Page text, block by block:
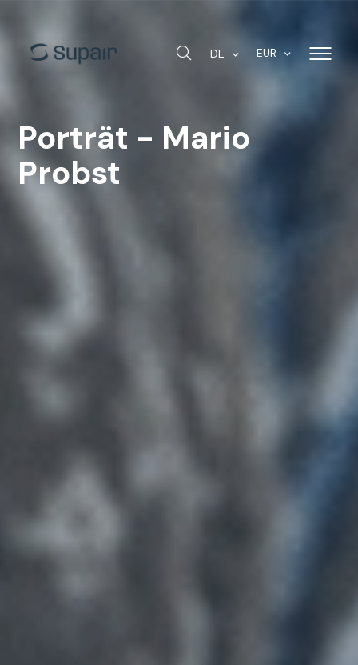
DE EUR
Porträt - Mario
Probst